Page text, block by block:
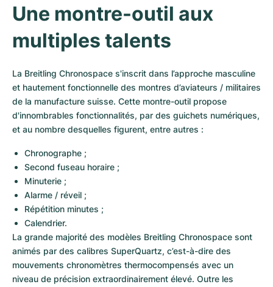
Une montre-outil aux
multiples talents
La Breitling Chronospace s'inscrit dans l’approche masculine
et hautement fonctionnelle des montres d’aviateurs / militaires
de la manufacture suisse. Cette montre-outil propose
d'innombrables fonctionnalités, par des guichets numériques,
et au nombre desquelles figurent, entre autres :
Chronographe ;
Second fuseau horaire ;
Minuterie ;
Alarme / réveil ;
Répétition minutes ;
Calendrier.
La grande majorité des modèles Breitling Chronospace sont
animés par des calibres SuperQuartz, c’est-à-dire des
mouvements chronomètres thermocompensés avec un
niveau de précision extraordinairement élevé. Outre les